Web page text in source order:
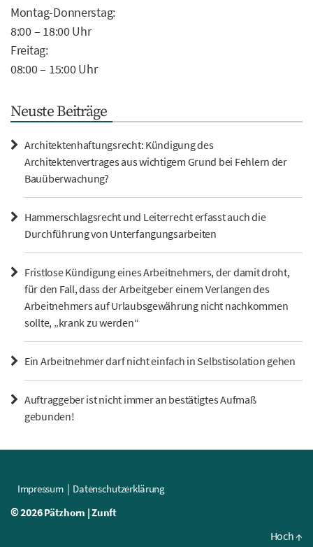
Montag-Donnerstag:
8:00 – 18:00 Uhr
Freitag:
08:00 – 15:00 Uhr
Neuste Beiträge
Architektenhaftungsrecht: Kündigung des
Architektenvertrages aus wichtigem Grund bei Fehlern der
Bauüberwachung?
Hammerschlagsrecht und Leiterrecht erfasst auch die
Durchführung von Unterfangungsarbeiten
Fristlose Kündigung eines Arbeitnehmers, der damit droht,
für den Fall, dass der Arbeitgeber einem Verlangen des
Arbeitnehmers auf Urlaubsgewährung nicht nachkommen
sollte, „krank zu werden“
Ein Arbeitnehmer darf nicht einfach in Selbstisolation gehen
Auftraggeber ist nicht immer an bestätigtes Aufmaß
gebunden!
© 2026Pätzhorn | Zunft
Impressum Datenschutzerklärung
Hoch↑